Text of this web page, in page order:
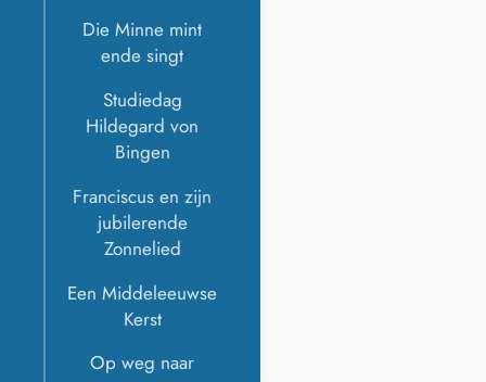
Die Minne mint
ende singt
Studiedag
Hildegard von
Bingen
Franciscus en zijn
jubilerende
Zonnelied
Een Middeleeuwse
Kerst
Op weg naar